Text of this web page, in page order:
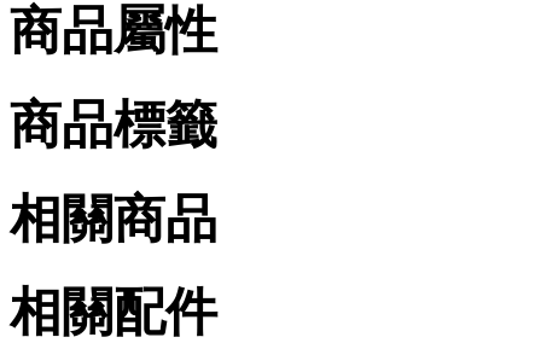
商品屬性
商品標籤
相關商品
相關配件